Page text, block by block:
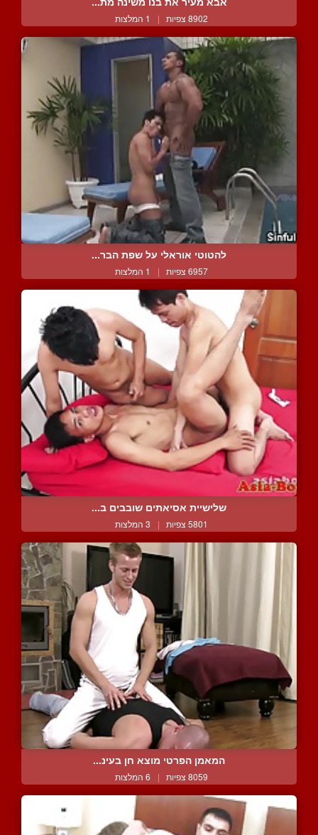
8902 צפיות | 1 המלצות
להטוטי אוראלי על שפת הבר...
6957 צפיות | 1 המלצות
שלישיית אסיאתים שובבים ב...
5801 צפיות | 3 המלצות
המאמן הפרטי מוצא חן בעינ...
8059 צפיות | 6 המלצות